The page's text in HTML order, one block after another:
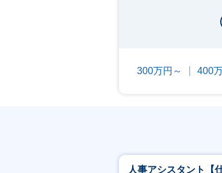
300万円～ 400
人事アシスタント【